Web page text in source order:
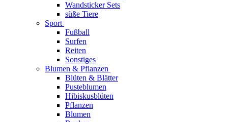
Wandsticker Sets
süße Tiere
Sport
Fußball
Surfen
Reiten
Sonstiges
Blumen & Pflanzen
Blüten & Blätter
Pusteblumen
Hibiskusblüten
Pflanzen
Blumen